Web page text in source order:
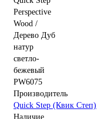
Производитель
Quick Step (Квик Степ)
Наличие